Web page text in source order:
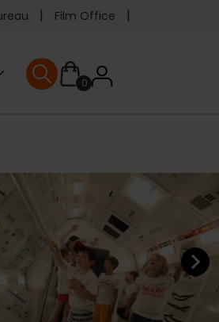
Film Office
0User
User menu
Next